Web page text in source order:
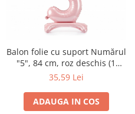
Balon folie cu suport Numărul
"5", 84 cm, roz deschis (1
pachet / 1 buc.)
35,59 Lei
ADAUGA IN COS